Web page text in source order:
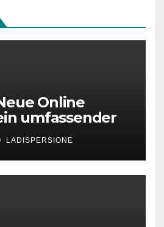
Online
umfassender
moderne
LADISPERSIONE